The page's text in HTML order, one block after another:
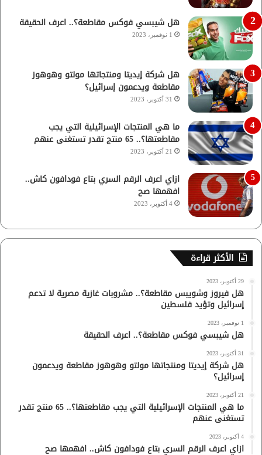
هل شيبسي فوكس مقاطعة؟.. اعرف الحقيقة
1 نوفمبر، 2023
هل شركة إيديتا ومنتجاتها مولتو وهوهوز
مقاطعة ويدعمون إسرائيل؟
31 أكتوبر، 2023
ما هي المنتجات الإسرائيلية التي يجب
مقاطعتها؟.. 65 منتج تقدر تستغنى عنهم
21 أكتوبر، 2023
ازاي اعرف الرقم السري بتاع فودافون كاش..
افهمها صح
4 أكتوبر، 2023
الأكثر قراءة
29 أكتوبر، 2023
هل فيروز وشويبس مقاطعة؟.. مشروبات غازية مصرية لا تدعم
إسرائيل وتؤيد فلسطين
1 نوفمبر، 2023
هل شيبسي فوكس مقاطعة؟.. اعرف الحقيقة
31 أكتوبر، 2023
هل شركة إيديتا ومنتجاتها مولتو وهوهوز مقاطعة ويدعمون
إسرائيل؟
21 أكتوبر، 2023
ما هي المنتجات الإسرائيلية التي يجب مقاطعتها؟.. 65 منتج تقدر
تستغنى عنهم
4 أكتوبر، 2023
ازاي اعرف الرقم السري بتاع فودافون كاش.. افهمها صح